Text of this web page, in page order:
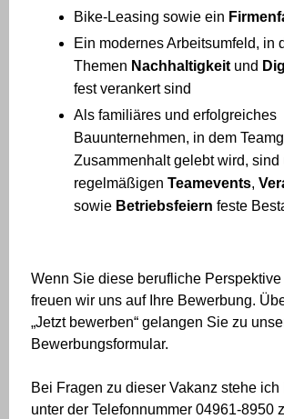
Bike-Leasing sowie ein
Ein modernes Arbeitsumfeld, in
Themen Nachhaltigkeit und
fest verankert sind
Als familiäres und erfolgreiches
Bauunternehmen, in dem
Zusammenhalt gelebt wird, sind
regelmäßigen Teamevents,
sowie Betriebsfeiern feste
Wenn Sie diese berufliche Perspektive
freuen wir uns auf Ihre Bewerbung.
„Jetzt bewerben“ gelangen Sie zu
Bewerbungsformular.
Bei Fragen zu dieser Vakanz stehe ich
unter der Telefonnummer 04961-8950